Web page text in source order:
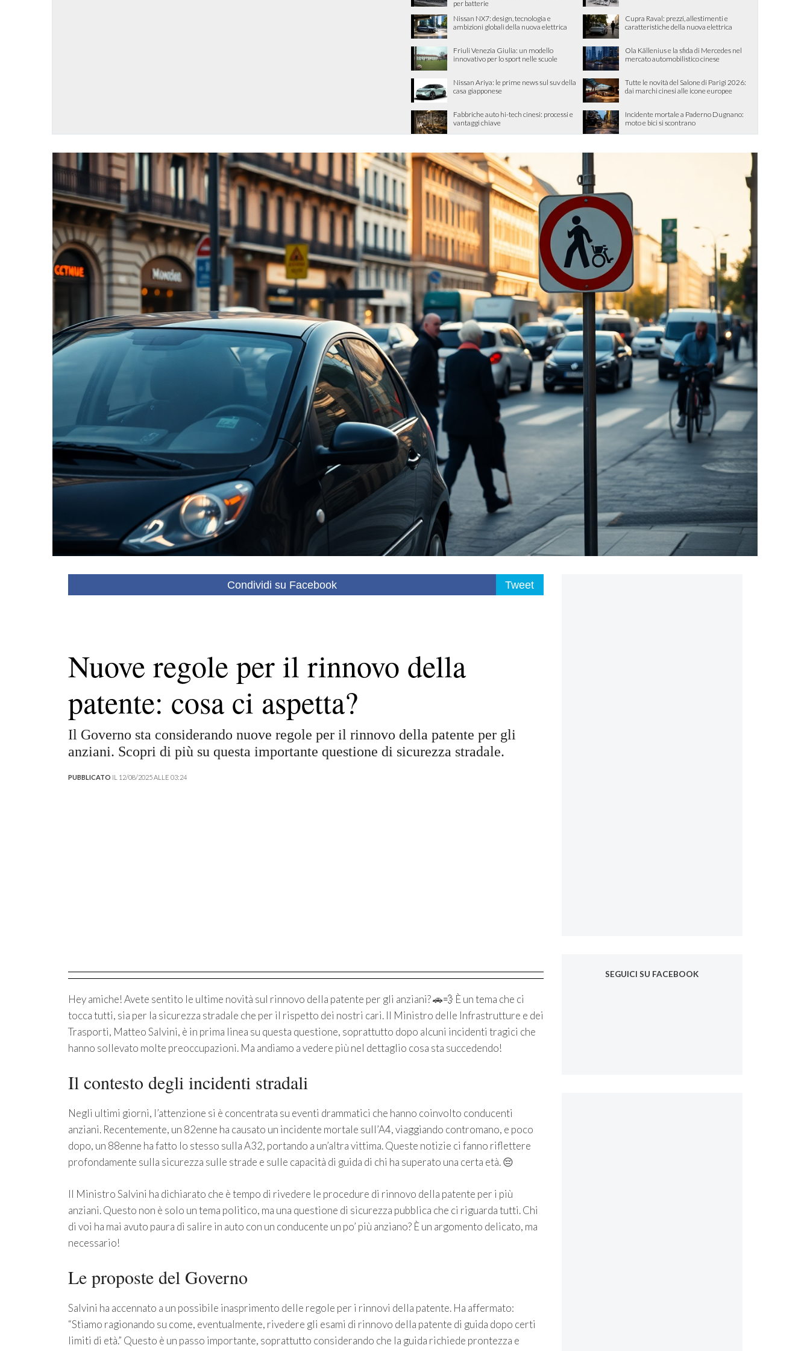
per batterie
Nissan NX7: design, tecnologia e
ambizioni globali della nuova elettrica
Cupra Raval: prezzi, allestimenti e
caratteristiche della nuova elettrica
Friuli Venezia Giulia: un modello
innovativo per lo sport nelle scuole
Ola Källenius e la sfida di Mercedes nel
mercato automobilistico cinese
Nissan Ariya: le prime news sul suv della
casa giapponese
Tutte le novità del Salone di Parigi 2026:
dai marchi cinesi alle icone europee
Fabbriche auto hi-tech cinesi: processi e
vantaggi chiave
Incidente mortale a Paderno Dugnano:
moto e bici si scontrano
Condividi su Facebook Tweet
Nuove regole per il rinnovo della
patente: cosa ci aspetta?
Il Governo sta considerando nuove regole per il rinnovo della patente per gli
anziani. Scopri di più su questa importante questione di sicurezza stradale.
PUBBLICATO IL 12/08/2025 ALLE 03:24
Hey amiche! Avete sentito le ultime novità sul rinnovo della patente per gli anziani? 🚗💨 È un tema che ci
tocca tutti, sia per la sicurezza stradale che per il rispetto dei nostri cari. Il Ministro delle Infrastrutture e dei
Trasporti, Matteo Salvini, è in prima linea su questa questione, soprattutto dopo alcuni incidenti tragici che
hanno sollevato molte preoccupazioni. Ma andiamo a vedere più nel dettaglio cosa sta succedendo!
Il contesto degli incidenti stradali
Negli ultimi giorni, l’attenzione si è concentrata su eventi drammatici che hanno coinvolto conducenti
anziani. Recentemente, un 82enne ha causato un incidente mortale sull’A4, viaggiando contromano, e poco
dopo, un 88enne ha fatto lo stesso sulla A32, portando a un’altra vittima. Queste notizie ci fanno riflettere
profondamente sulla sicurezza sulle strade e sulle capacità di guida di chi ha superato una certa età. 😔
Il Ministro Salvini ha dichiarato che è tempo di rivedere le procedure di rinnovo della patente per i più
anziani. Questo non è solo un tema politico, ma una questione di sicurezza pubblica che ci riguarda tutti. Chi
di voi ha mai avuto paura di salire in auto con un conducente un po’ più anziano? È un argomento delicato, ma
necessario!
Le proposte del Governo
Salvini ha accennato a un possibile inasprimento delle regole per i rinnovi della patente. Ha affermato:
“Stiamo ragionando su come, eventualmente, rivedere gli esami di rinnovo della patente di guida dopo certi
limiti di età.” Questo è un passo importante, soprattutto considerando che la guida richiede prontezza e
SEGUICI SU FACEBOOK